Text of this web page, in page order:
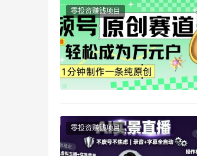
零投资赚钱项目
零投资赚钱项目